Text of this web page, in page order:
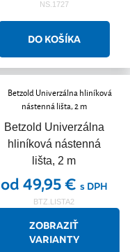
NS.1727
Betzold Univerzálna
hliníková nástenná
lišta, 2 m
od 49,95 € s DPH
BTZ.LISTA2
ZOBRAZIŤ
VARIANTY